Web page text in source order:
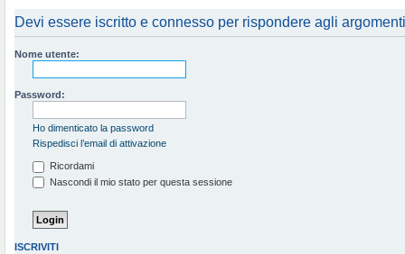
Devi essere iscritto e connesso per rispondere agli
Nome utente:
Password:
Ho dimenticato la password
Rispedisci l’email di attivazione
Ricordami
Nascondi il mio stato per questa sessione
ISCRIVITI